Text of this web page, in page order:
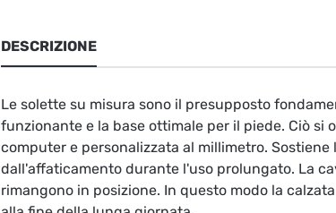
DESCRIZIONE
Le solette su misura sono il presupposto
funzionante e la base ottimale per il piede. Ciò si
computer e personalizzata al millimetro.
dall'affaticamento durante l'uso prolungato. La
rimangono in posizione. In questo modo la